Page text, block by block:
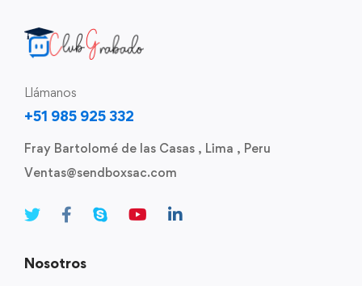
Llámanos
+51 985 925 332
Fray Bartolomé de las Casas , Lima , Peru
Ventas@sendboxsac.com
Nosotros